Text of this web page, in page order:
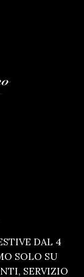
DAL 4
SOLO SU
SERVIZIO